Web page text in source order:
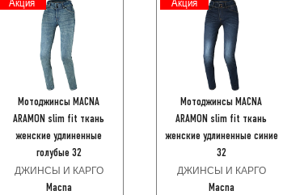
M
M кор
M длин
L
L кор
L длин
XL
XL кор
XXL
Декстер
Авиамоторная
Сколково
Строгино
Формула Х
Мотоджинсы MACNA
ARAMON slim fit ткань
женские удлиненные
голубые 32
ДЖИНСЫ И КАРГО
Macna
Мотоджинсы MACNA
ARAMON slim fit ткань
женские удлиненные синие
32
ДЖИНСЫ И КАРГО
Macna